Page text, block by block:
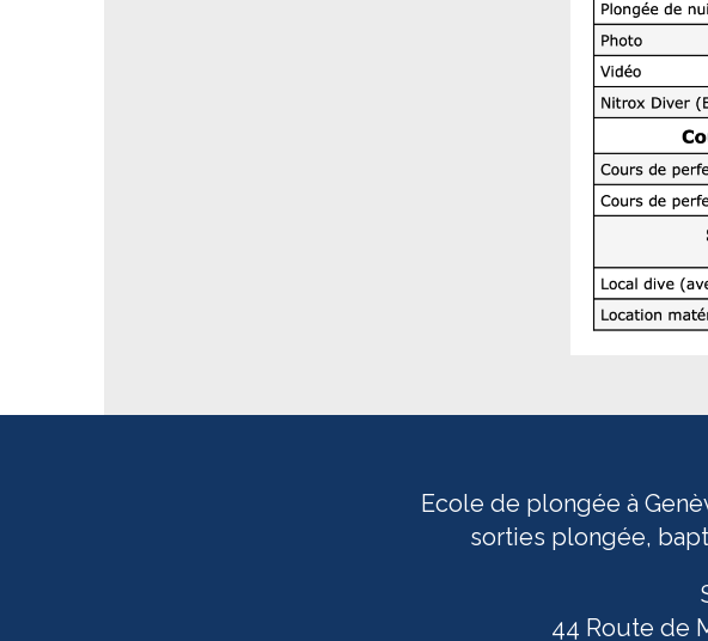
Ecole de plongée à
sorties plongée,
44 Route de